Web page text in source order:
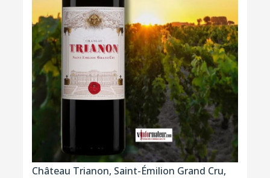
Château Trianon, Saint-Émilion Grand Cru,